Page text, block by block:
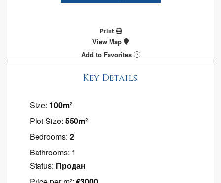
Print
View Map
Add to Favorites
Key Details:
Size: 100m²
Plot Size: 550m²
Bedrooms: 2
Bathrooms: 1
Status: Продан